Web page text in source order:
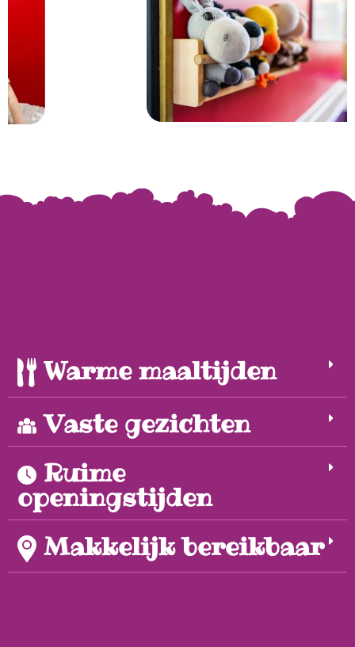
Warme maaltijden
Vaste gezichten
Ruime
openingstijden
Makkelijk bereikbaar